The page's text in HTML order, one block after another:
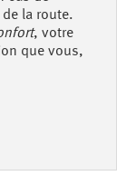
la route.
, votre
que vous,